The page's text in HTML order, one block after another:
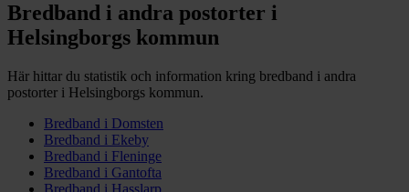
Bredband i andra postorter i
Helsingborgs kommun
Här hittar du statistik och information kring bredband i andra
postorter i Helsingborgs kommun.
Bredband i Domsten
Bredband i Ekeby
Bredband i Fleninge
Bredband i Gantofta